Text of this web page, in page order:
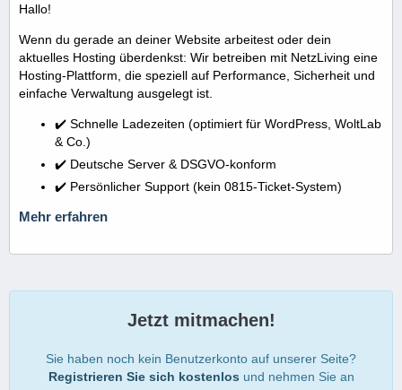
Hallo!
Wenn du gerade an deiner Website arbeitest oder dein
aktuelles Hosting überdenkst: Wir betreiben mit NetzLiving eine
Hosting-Plattform, die speziell auf Performance, Sicherheit und
einfache Verwaltung ausgelegt ist.
✔️ Schnelle Ladezeiten (optimiert für WordPress, WoltLab
& Co.)
✔️ Deutsche Server & DSGVO-konform
✔️ Persönlicher Support (kein 0815-Ticket-System)
Mehr erfahren
Jetzt mitmachen!
Sie haben noch kein Benutzerkonto auf unserer Seite?
Registrieren Sie sich kostenlos und nehmen Sie an